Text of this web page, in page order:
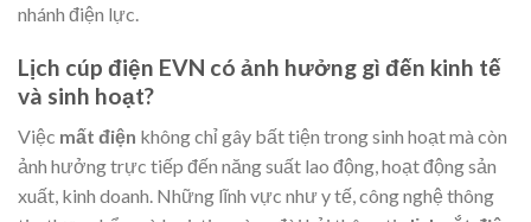
nhánh điện lực.
Lịch cúp điện EVN có ảnh hưởng gì đến kinh tế
và sinh hoạt?
Việc mất điện không chỉ gây bất tiện trong sinh hoạt mà còn
ảnh hưởng trực tiếp đến năng suất lao động, hoạt động sản
xuất, kinh doanh. Những lĩnh vực như y tế, công nghệ thông